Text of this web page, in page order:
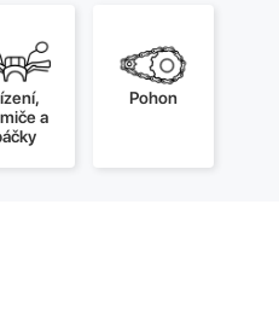
a
Pohon